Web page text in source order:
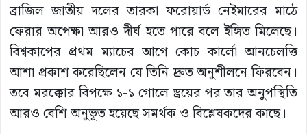
ব্রাজিল জাতীয় দলের তারকা ফরোয়ার্ড নেইমারের মাঠে
ফেরার অপেক্ষা আরও দীর্ঘ হতে পারে বলে ইঙ্গিত মিলেছে।
বিশ্বকাপের প্রথম ম্যাচের আগে কোচ কার্লো আনচেলত্তি
আশা প্রকাশ করেছিলেন যে তিনি দ্রুত অনুশীলনে ফিরবেন।
তবে মরক্কোর বিপক্ষে ১-১ গোলে ড্রয়ের পর তার অনুপস্থিতি
আরও বেশি অনুভূত হয়েছে সমর্থক ও বিশ্লেষকদের কাছে।